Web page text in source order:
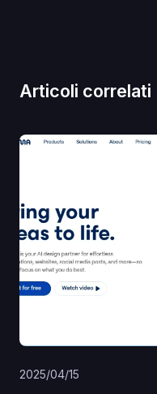
Articoli correlati
2025/04/15